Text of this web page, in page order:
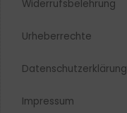
Widerrufsbelehrung
Urheberrechte​
Datenschutzerklärung
Impressum